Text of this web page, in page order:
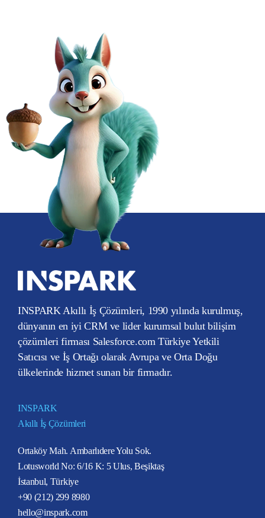
INSPARK Akıllı İş Çözümleri, 1990 yılında kurulmuş,
dünyanın en iyi CRM ve lider kurumsal bulut bilişim
çözümleri firması Salesforce.com Türkiye Yetkili
Satıcısı ve İş Ortağı olarak Avrupa ve Orta Doğu
ülkelerinde hizmet sunan bir firmadır.
INSPARK
Akıllı İş Çözümleri
Ortaköy Mah. Ambarlıdere Yolu Sok.
Lotusworld No: 6/16 K: 5 Ulus, Beşiktaş
İstanbul, Türkiye
+90 (212) 299 8980
hello@inspark.com